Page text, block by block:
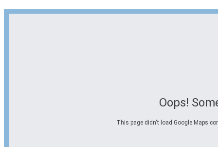
Oops!
This page didn't load Google Maps